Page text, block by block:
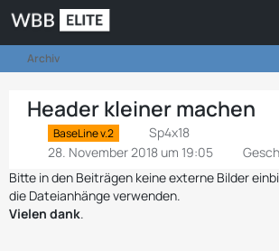
Archiv
Header kleiner machen
BaseLine v.2
Sp4x18
28. November 2018 um 19:05
Bitte in den Beiträgen keine externe Bilder
die Dateianhänge verwenden.
Vielen dank.